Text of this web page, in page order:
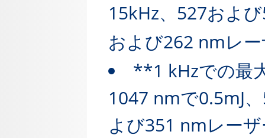
15kHz、527およ
および262 nmレ
**1 kHzでの最
1047 nmで0.5mJ
よび351 nmレー